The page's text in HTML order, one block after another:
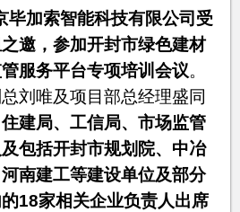
毕加索智能科技有限公司受
邀，参加开封市绿色建材
服务平台专项培训会议。
刘唯及项目部总经理盛同
住建局、工信局、市场监管
包括开封市规划院、中冶
南建工等建设单位及部分
18家相关企业负责人出席